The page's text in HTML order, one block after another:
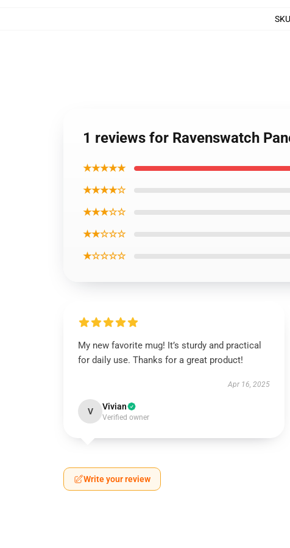
SKU
1 reviews for Ravenswatch
★★★★★
★★★★☆
★★★☆☆
★★☆☆☆
★☆☆☆☆
My new favorite mug! It’s sturdy and practical
for daily use. Thanks for a great product!
Apr 16, 2025
V Vivian
Verified owner
Write your review